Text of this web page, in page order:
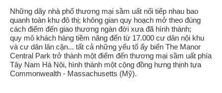
Những dãy nhà phố thương mại sầm uất nối tiếp nhau bao
quanh toàn khu đô thị; không gian quy hoạch mở theo đúng
cách điểm đến giao thương ngàn đời xưa đã hình thành;
quy mô khách hàng tiềm năng đến từ 17.000 cư dân nội khu
và cư dân lân cận... tất cả những yếu tố ấy biến The Manor
Central Park trở thành một điểm đến thương mại sầm uất phía
Tây Nam Hà Nội, hình thành một cộng đồng hưng thịnh tựa
Commonwealth - Massachusetts (Mỹ).